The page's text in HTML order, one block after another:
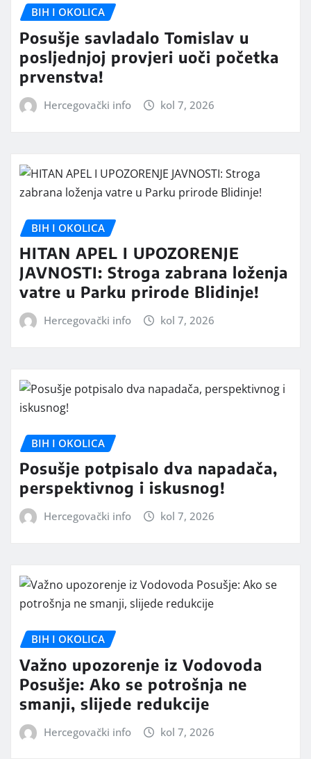
BIH I OKOLICA
Posušje savladalo Tomislav u
posljednjoj provjeri uoči početka
prvenstva!
Hercegovački info kol 7, 2026
BIH I OKOLICA
HITAN APEL I UPOZORENJE
JAVNOSTI: Stroga zabrana loženja
vatre u Parku prirode Blidinje!
Hercegovački info kol 7, 2026
BIH I OKOLICA
Posušje potpisalo dva napadača,
perspektivnog i iskusnog!
Hercegovački info kol 7, 2026
BIH I OKOLICA
Važno upozorenje iz Vodovoda
Posušje: Ako se potrošnja ne
smanji, slijede redukcije
Hercegovački info kol 7, 2026